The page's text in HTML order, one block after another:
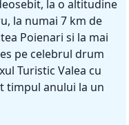
la o altitudine
la numai 7 km de
Poienari si la mai
pe celebrul drum
Turistic Valea cu
timpul anului la un